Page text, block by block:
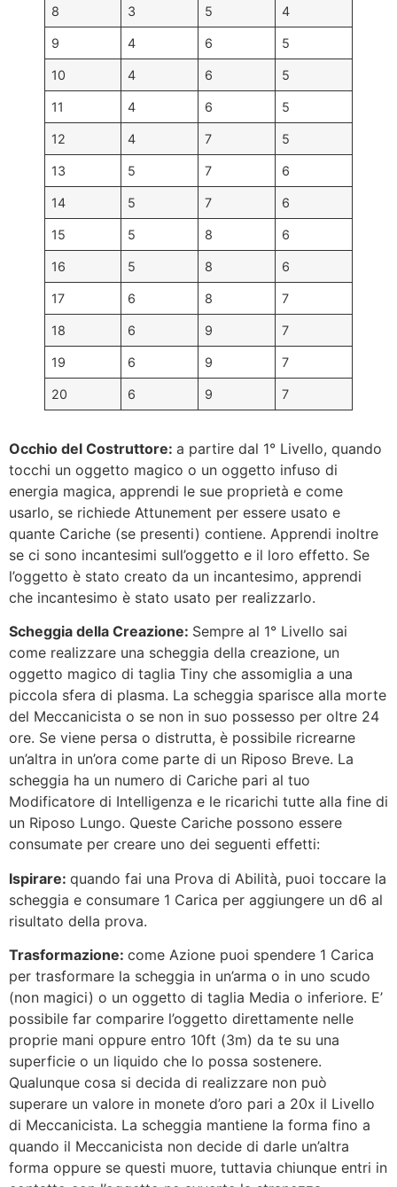
8 3 5 4
9 4 6 5
10 4 6 5
11 4 6 5
12 4 7 5
13 5 7 6
14 5 7 6
15 5 8 6
16 5 8 6
17 6 8 7
18 6 9 7
19 6 9 7
20 6 9 7
Occhio del Costruttore: a partire dal 1° Livello, quando
tocchi un oggetto magico o un oggetto infuso di
energia magica, apprendi le sue proprietà e come
usarlo, se richiede Attunement per essere usato e
quante Cariche (se presenti) contiene. Apprendi inoltre
se ci sono incantesimi sull’oggetto e il loro effetto. Se
l’oggetto è stato creato da un incantesimo, apprendi
che incantesimo è stato usato per realizzarlo.
Scheggia della Creazione: Sempre al 1° Livello sai
come realizzare una scheggia della creazione, un
oggetto magico di taglia Tiny che assomiglia a una
piccola sfera di plasma. La scheggia sparisce alla morte
del Meccanicista o se non in suo possesso per oltre 24
ore. Se viene persa o distrutta, è possibile ricrearne
un’altra in un’ora come parte di un Riposo Breve. La
scheggia ha un numero di Cariche pari al tuo
Modificatore di Intelligenza e le ricarichi tutte alla fine di
un Riposo Lungo. Queste Cariche possono essere
consumate per creare uno dei seguenti effetti:
Ispirare: quando fai una Prova di Abilità, puoi toccare la
scheggia e consumare 1 Carica per aggiungere un d6 al
risultato della prova.
Trasformazione: come Azione puoi spendere 1 Carica
per trasformare la scheggia in un’arma o in uno scudo
(non magici) o un oggetto di taglia Media o inferiore. E’
possibile far comparire l’oggetto direttamente nelle
proprie mani oppure entro 10ft (3m) da te su una
superficie o un liquido che lo possa sostenere.
Qualunque cosa si decida di realizzare non può
superare un valore in monete d’oro pari a 20x il Livello
di Meccanicista. La scheggia mantiene la forma fino a
quando il Meccanicista non decide di darle un’altra
forma oppure se questi muore, tuttavia chiunque entri in